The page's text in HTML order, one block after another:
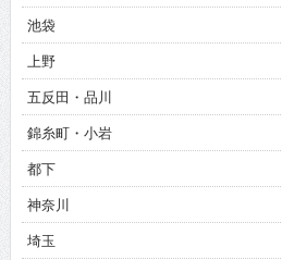
池袋
上野
五反田・品川
錦糸町・小岩
都下
神奈川
埼玉